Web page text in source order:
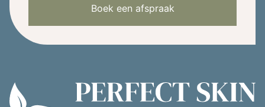
Boek een afspraak